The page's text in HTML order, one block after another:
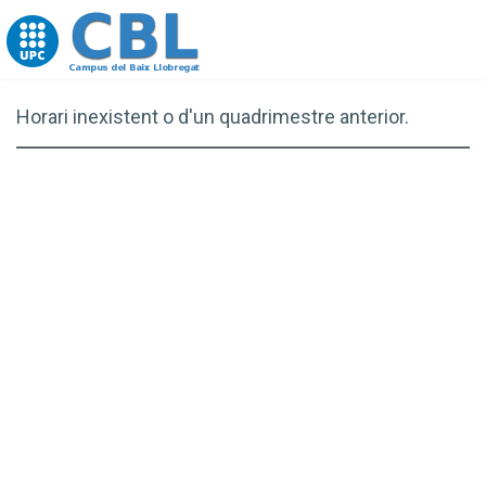
Go to upc.edu
Horari inexistent o d'un quadrimestre anterior.